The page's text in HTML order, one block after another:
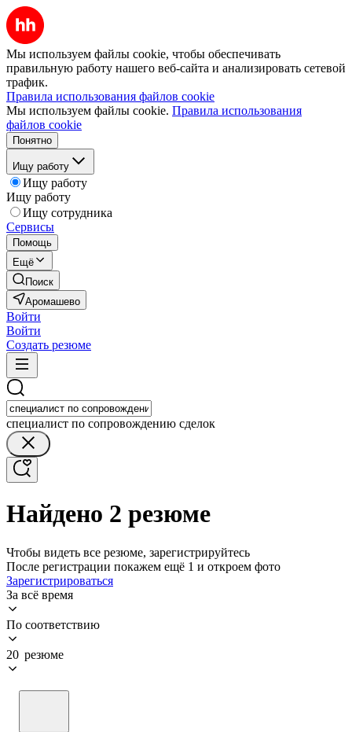
Мы используем файлы cookie, чтобы обеспечивать
правильную работу нашего веб-сайта и анализировать сетевой
трафик.
Правила использования файлов cookie
Мы используем файлы cookie. Правила использования
файлов cookie
Понятно
Ищу работу
Ищу работу
Ищу работу
Ищу сотрудника
Сервисы
Помощь
Ещё
Поиск
Аромашево
Войти
Войти
Создать резюме
специалист по сопровождению сделок
Найдено 2 резюме
Чтобы видеть все резюме, зарегистрируйтесь
После регистрации покажем ещё 1 и откроем фото
Зарегистрироваться
За всё время
По соответствию
20 резюме